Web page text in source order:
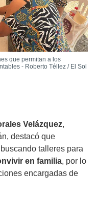
que permitan a los
- Roberto Téllez / El Sol
Velázquez,
destacó que
talleres para
en familia, por lo
encargadas de